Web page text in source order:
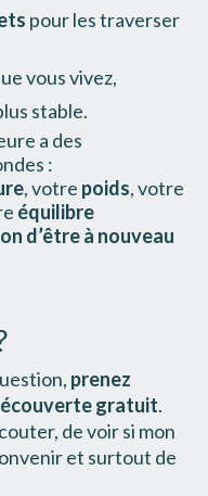
pour les traverser
vous vivez,
stable.
a des
:
, votre poids
équilibre
d’être à nouveau
prenez
gratuit.
de voir si mon
et surtout de